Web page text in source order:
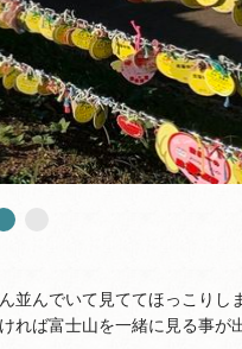
並んでいて見ててほっこりし
れば富士山を一緒に見る事が